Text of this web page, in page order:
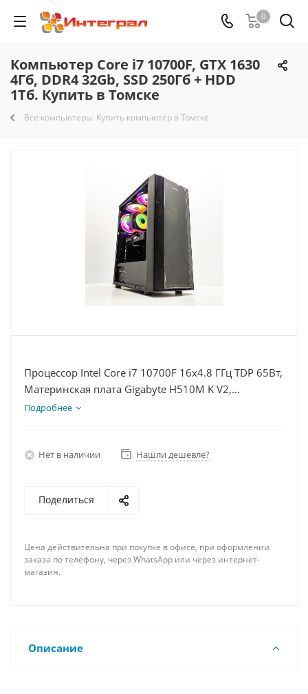
0
Компьютер Core i7 10700F, GTX 1630
4Гб, DDR4 32Gb, SSD 250Гб + HDD
1Тб. Купить в Томске
Все компьютеры. Купить компьютер в Томске
Процессор Intel Core i7 10700F 16x4.8 ГГц TDP 65Вт,
Материнская плата Gigabyte H510M K V2,
Видеокарта GTX 1630 4Гб, Память DDR4 32Gb,
Подробнее
Нет в наличии Нашли дешевле?
Поделиться
Цена действительна при покупке в офисе, при оформлении
заказа по телефону, через WhatsApp или через интернет-
магазин.
Описание